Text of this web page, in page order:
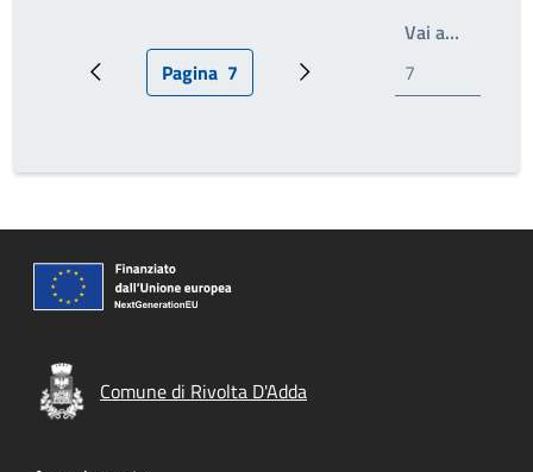
Pagina precedentePagina attuale
Pagina 7 Prossima pagina
Vai a…
Comune di Rivolta D'Adda